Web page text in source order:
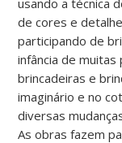
de cores e
participando de
infância de muitas
brincadeiras e
imaginário e no
diversas
As obras fazem